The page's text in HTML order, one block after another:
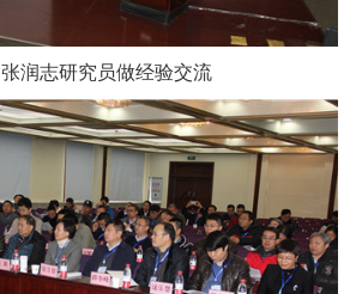
张润志研究员做经验交流